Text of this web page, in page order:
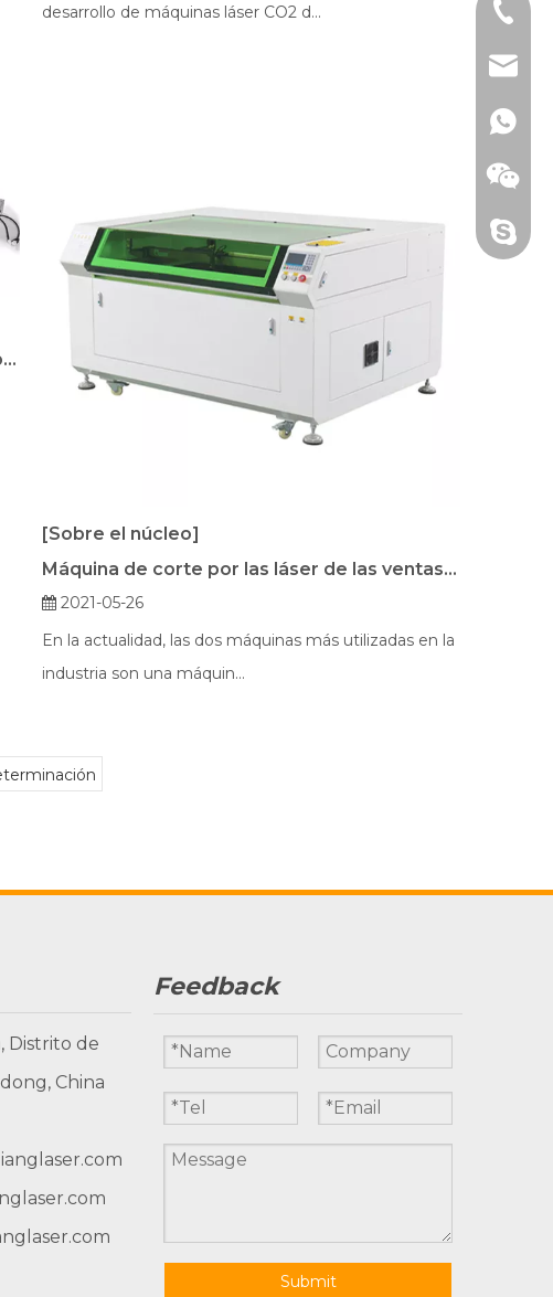
desarrollo de máquinas láser CO2 d...
El módulo de tornillo de bolas más preciso para la máquina láser.
[Sobre el núcleo]
Máquina de corte por las láser de las ventas de 4x3 pies
2021-05-26
En la actualidad, las dos máquinas más utilizadas en la
industria son una máquin...
+86 -
+86 -
+86 -
Distrito de
China
Feedback
Submit